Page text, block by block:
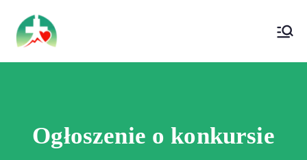
Wojewódzki Szpital Specjalistyczny im.
Św. Rafała w Czerwonej Górze
Ogłoszenie o konkursie